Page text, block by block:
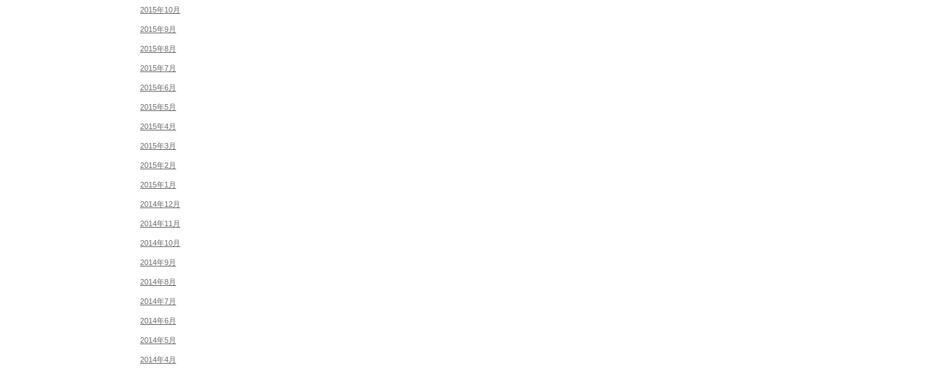
2015年10月
2015年9月
2015年8月
2015年7月
2015年6月
2015年5月
2015年4月
2015年3月
2015年2月
2015年1月
2014年12月
2014年11月
2014年10月
2014年9月
2014年8月
2014年7月
2014年6月
2014年5月
2014年4月